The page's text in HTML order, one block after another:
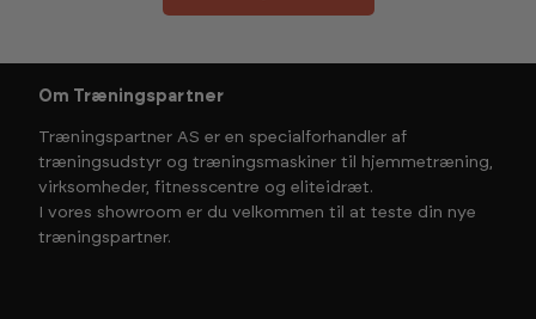
Om Træningspartner
Træningspartner AS er en specialforhandler af
træningsudstyr og træningsmaskiner til hjemmetræning,
virksomheder, fitnesscentre og eliteidræt.
I vores showroom er du velkommen til at teste din nye
træningspartner.